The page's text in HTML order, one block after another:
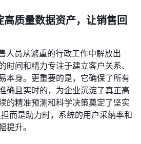
质量数据资产，让销售回
人员从繁重的行政工作中解放出
时间和精力专注于建立客户关系、
本身。更重要的是，它确保了所有
确且实时的，为企业沉淀了真正高
的精准预测和科学决策奠定了坚实
而是助力时，系统的用户采纳率和
提升。